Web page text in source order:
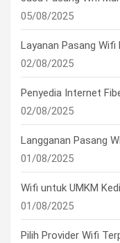
05/08/2025
Layanan Pasang Wifi
02/08/2025
Penyedia Internet
02/08/2025
Langganan Pasang
01/08/2025
Wifi untuk UMKM
01/08/2025
Pilih Provider Wifi